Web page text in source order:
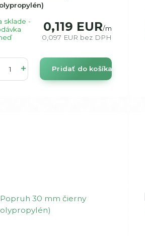
0,119 EUR/m
0,097 EUR bez DPH
sklade -
Pridať do košíka